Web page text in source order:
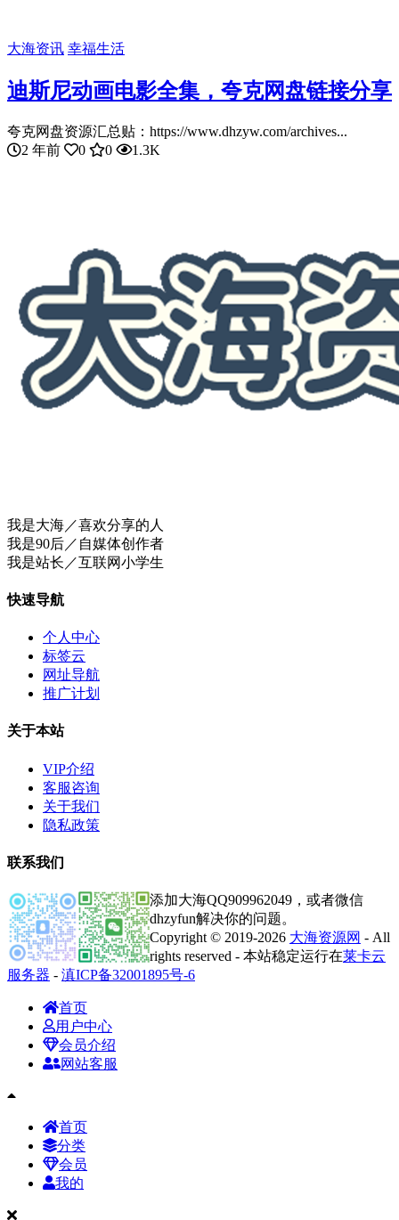
大海资讯 幸福生活
迪斯尼动画电影全集，夸克网盘链接分享
夸克网盘资源汇总贴：https://www.dhzyw.com/archives...
2 年前
0 0 1.3K
我是大海／喜欢分享的人
我是90后／自媒体创作者
我是站长／互联网小学生
快速导航
个人中心
标签云
网址导航
推广计划
关于本站
VIP介绍
客服咨询
关于我们
隐私政策
联系我们
添加大海QQ909962049，或者微信
dhzyfun解决你的问题。
Copyright © 2019-2026 大海资源网 - All
rights reserved - 本站稳定运行在莱卡云
服务器 - 滇ICP备32001895号-6
首页
用户中心
会员介绍
网站客服
首页
分类
会员
我的